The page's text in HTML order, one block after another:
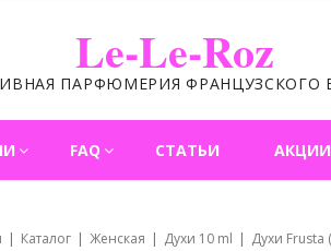
Le-Le-Roz
ПАРФЮМЕРИЯ ФРАНЦУЗСКОГО
FAQ СТАТЬИ
Каталог Женская Духи 10 ml Духи Frusta